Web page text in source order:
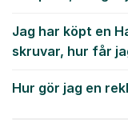
Jag har köpt en
skruvar, hur får
Hur gör jag en